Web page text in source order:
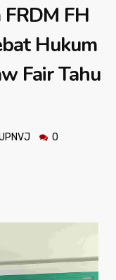
FH
Hukum
Fair Tahu
0